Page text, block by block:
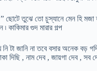
ছোটে তুঝে তো চুস্যানে মেন হি মজা
কাকিমার গুদ মারার গল্প
টা জানি না তবে বসার অনেক বড়
দিছি , নাম দেব , জায়গা দেব ,